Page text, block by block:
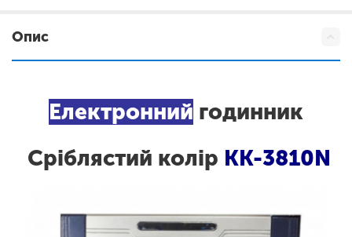
Опис
Електронний годинник
Сріблястий колір KK-3810N